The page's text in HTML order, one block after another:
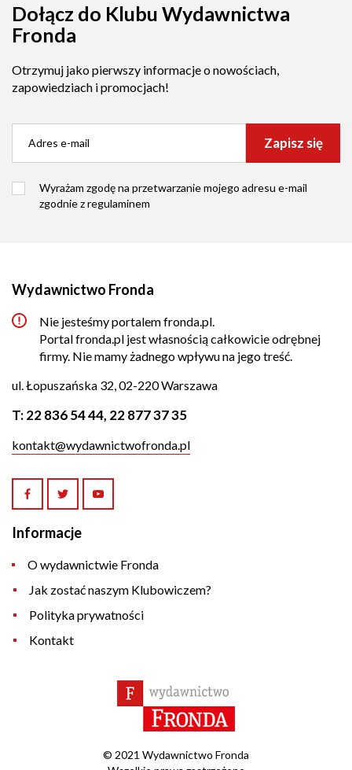
Dołącz do Klubu Wydawnictwa
Fronda
Otrzymuj jako pierwszy informacje o nowościach,
zapowiedziach i promocjach!
Zapisz się
Wyrażam zgodę na przetwarzanie mojego adresu e-mail
zgodnie zregulaminem
Wydawnictwo Fronda
Nie jesteśmy portalem fronda.pl.
Portal fronda.pl jest własnością całkowicie odrębnej
firmy. Nie mamy żadnego wpływu na jego treść.
ul. Łopuszańska 32, 02-220 Warszawa
T:22 836 54 44, 22 877 37 35
kontakt@wydawnictwofronda.pl
Informacje
O wydawnictwie Fronda
Jak zostać naszym Klubowiczem?
Polityka prywatności
Kontakt
© 2021 Wydawnictwo Fronda